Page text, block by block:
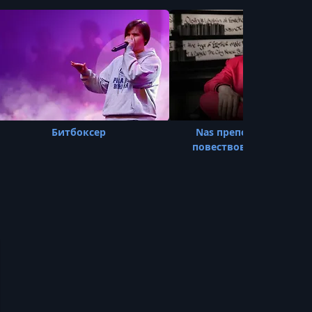
Битбоксер
Nas преподаёт
повествования в хип-